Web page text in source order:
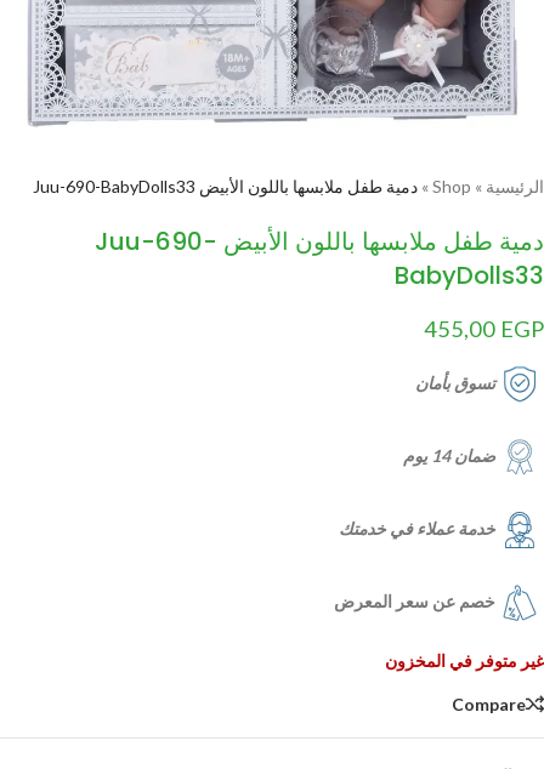
الرئيسية »
Shop
» دمية طفل ملابسها باللون الأبيض Juu-690-BabyDolls33
دمية طفل ملابسها باللون الأبيض Juu-690-
BabyDolls33
455,00 EGP
تسوق بأمان
ضمان 14 يوم
خدمة عملاء في خدمتك
خصم عن سعر المعرض
غير متوفر في المخزون
Compare